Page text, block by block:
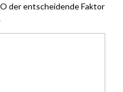
der entscheidende Faktor